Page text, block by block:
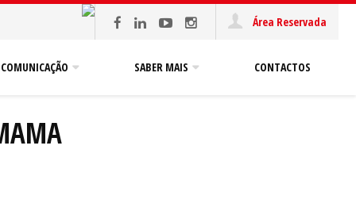
Área Reservada
COMUNICAÇÃO SABER MAIS CONTACTOS